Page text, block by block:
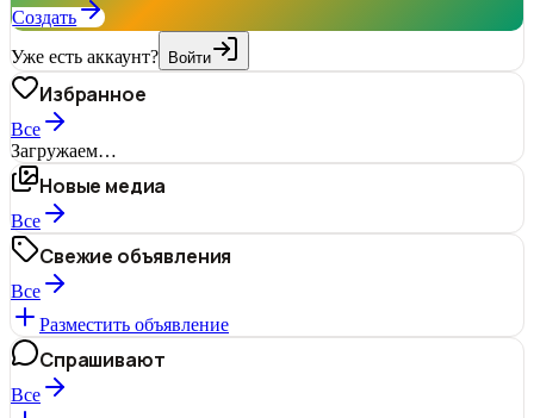
Создать
Уже есть аккаунт? Войти
Избранное
Все
Загружаем…
Новые медиа
Все
Свежие объявления
Все
Разместить объявление
Спрашивают
Все